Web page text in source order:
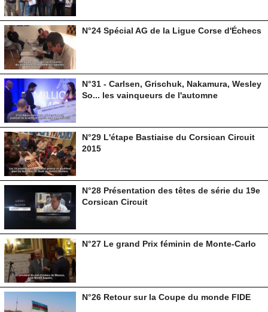
N°24 Spécial AG de la Ligue Corse d'Échecs
N°31 - Carlsen, Grischuk, Nakamura, Wesley
So... les vainqueurs de l'automne
N°29 L'étape Bastiaise du Corsican Circuit
2015
N°28 Présentation des têtes de série du 19e
Corsican Circuit
N°27 Le grand Prix féminin de Monte-Carlo
N°26 Retour sur la Coupe du monde FIDE